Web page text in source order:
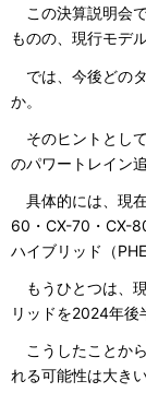
この決算説明会
ものの、現行モデ
では、今後どの
か。
そのヒントとし
のパワートレイン
具体的には、現
60・CX-70・CX-
ハイブリッド（
もうひとつは、
リッドを2024年後
こうしたことか
れる可能性は大き